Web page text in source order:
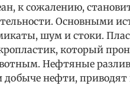
к сожалению,
Основными
шум и стоки.
который
Нефтяные
добыче нефти, приводят